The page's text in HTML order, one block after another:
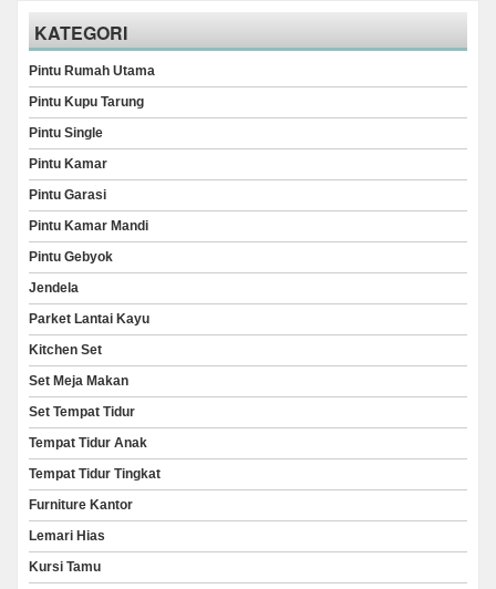
KATEGORI
Pintu Rumah Utama
Pintu Kupu Tarung
Pintu Single
Pintu Kamar
Pintu Garasi
Pintu Kamar Mandi
Pintu Gebyok
Jendela
Parket Lantai Kayu
Kitchen Set
Set Meja Makan
Set Tempat Tidur
Tempat Tidur Anak
Tempat Tidur Tingkat
Furniture Kantor
Lemari Hias
Kursi Tamu